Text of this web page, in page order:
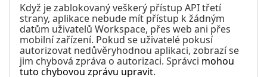
Když je zablokovaný veškerý přístup API třetí
strany, aplikace nebude mít přístup k žádným
datům uživatelů Workspace, přes web ani přes
mobilní zařízení. Pokud se uživatelé pokusí
autorizovat nedůvěryhodnou aplikaci, zobrazí se
jim chybová zpráva o autorizaci. Správci mohou
tuto chybovou zprávu upravit.